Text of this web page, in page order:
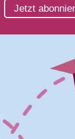
Jetzt